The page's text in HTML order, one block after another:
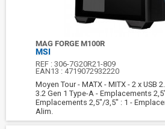
MAG FORGE M100R
MSI
REF :306-7G20R21-809
EAN13 : 4719072932220
Moyen Tour - MATX - MITX - 2 x USB
3.2 Gen 1 Type-A - Emplacements
Emplacements 2,5"/3,5" : 1 -
Alim.